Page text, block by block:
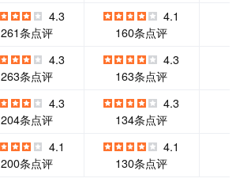
4.3
261条点评
4.1
160条点评
4.3
263条点评
4.3
163条点评
4.3
204条点评
4.3
134条点评
4.1
200条点评
4.1
130条点评